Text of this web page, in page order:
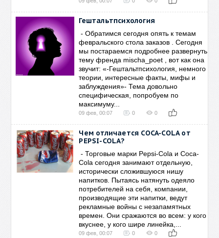
Гештальтпсихология
- Обратимся сегодня опять к темам
февральского стола заказов . Сегодня
мы постараемся подробнее развернуть
тему френда mischa_poet , вот как она
звучит: «-Гештальтпсихология, немного
теории, интересные факты, мифы и
заблуждения»- Тема довольно
специфическая, попробуем по
максимуму...
09 фев, 00:07 0 0
Чем отличается COCA-COLA от
PEPSI-COLA?
- Торговые марки Pepsi-Cola и Coca-
Cola сегодня занимают отдельную,
исторически сложившуюся нишу
напитков. Пытаясь натянуть одеяло
потребителей на себя, компании,
производящие эти напитки, ведут
рекламные войны с незапамятных
времен. Они сражаются во всем: у кого
вкуснее, у кого шире линейка,...
09 фев, 00:07 0 0